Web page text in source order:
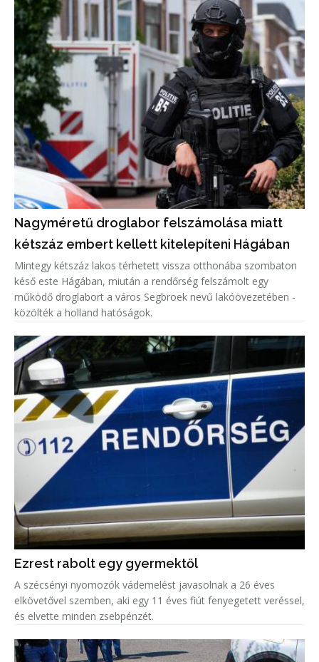
Nagyméretű droglabor felszámolása miatt
kétszáz embert kellett kitelepíteni Hágában
Mintegy kétszáz lakos térhetett vissza otthonába szombaton
késő este Hágában, miután a rendőrség felszámolt egy
működő droglabort a város Segbroek nevű lakóövezetében -
közölték a holland hatóságok.
Ezrest rabolt egy gyermektől
A szécsényi nyomozók vádemelést javasolnak a 26 éves
elkövetővel szemben, aki egy 11 éves fiút fenyegetett veréssel,
és elvette minden zsebpénzét.